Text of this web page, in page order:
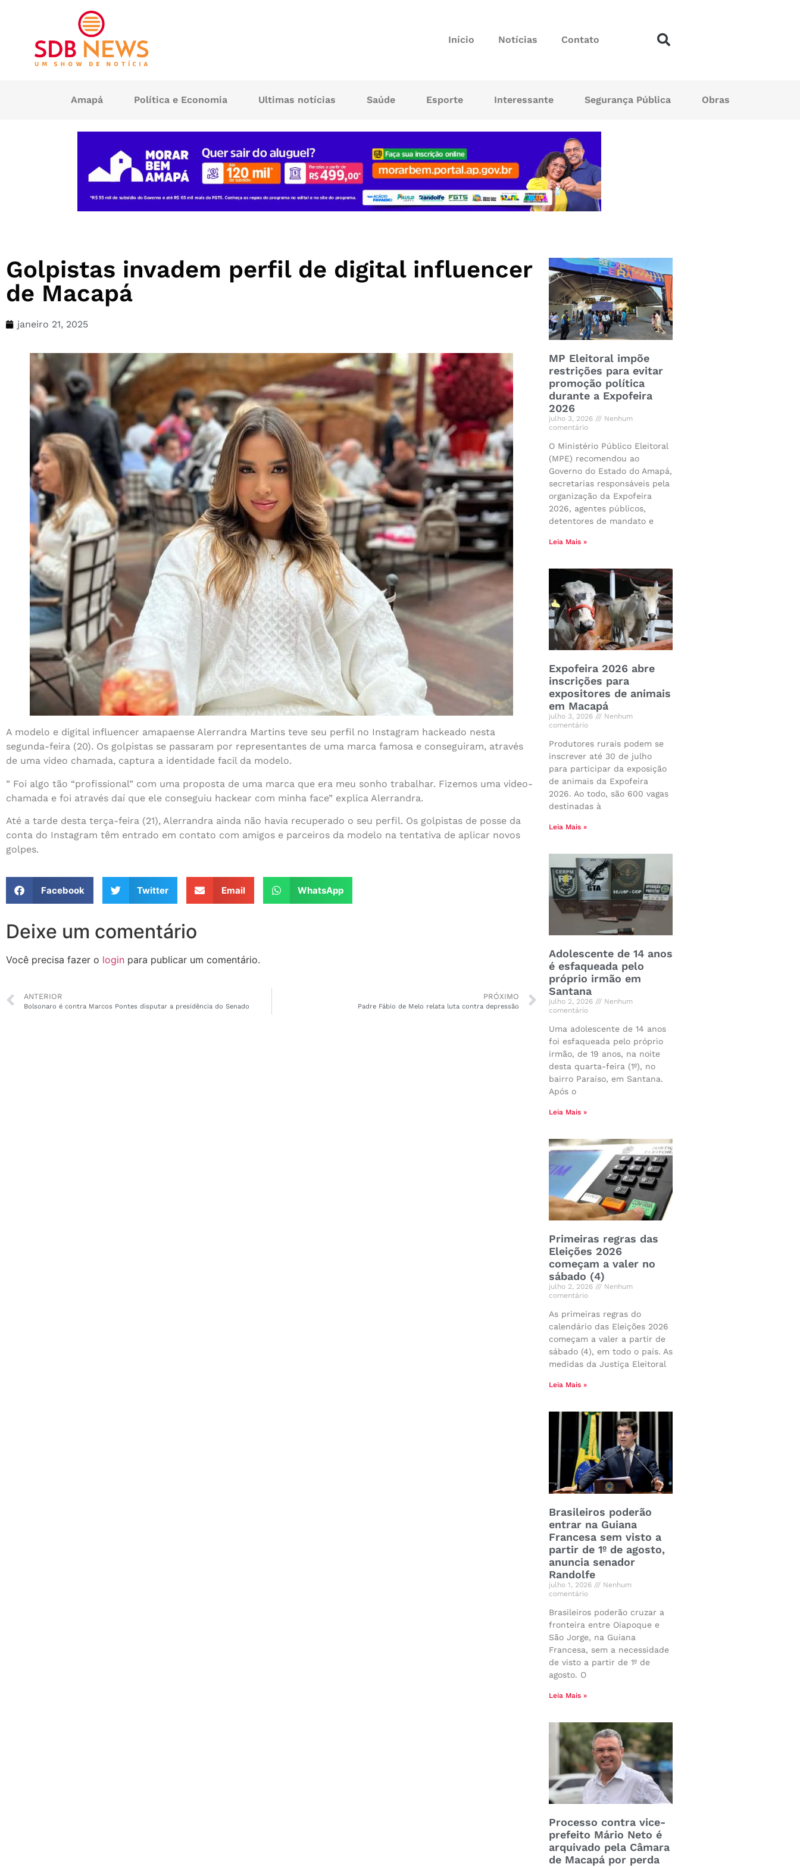
Início Notícias Contato
Amapá Política e Economia Ultimas notícias Saúde Esporte Interessante Segurança Pública Obras
Golpistas invadem perfil de digital influencer
de Macapá
janeiro 21, 2025
A modelo e digital influencer amapaense Alerrandra Martins teve seu perfil no Instagram hackeado nesta
segunda-feira (20). Os golpistas se passaram por representantes de uma marca famosa e conseguiram, através
de uma video chamada, captura a identidade facil da modelo.
” Foi algo tão “profissional” com uma proposta de uma marca que era meu sonho trabalhar. Fizemos uma video-
chamada e foi através daí que ele conseguiu hackear com minha face” explica Alerrandra.
Até a tarde desta terça-feira (21), Alerrandra ainda não havia recuperado o seu perfil. Os golpistas de posse da
conta do Instagram têm entrado em contato com amigos e parceiros da modelo na tentativa de aplicar novos
golpes.
Facebook Twitter Email WhatsApp
Deixe um comentário
Você precisa fazer o login para publicar um comentário.
ANTERIOR
Bolsonaro é contra Marcos Pontes disputar a presidência do Senado
PRÓXIMO
Padre Fábio de Melo relata luta contra depressão
MP Eleitoral impõe
restrições para evitar
promoção política
durante a Expofeira
2026
julho 3, 2026
Nenhum
comentário
O Ministério Público Eleitoral
(MPE) recomendou ao
Governo do Estado do Amapá,
secretarias responsáveis pela
organização da Expofeira
2026, agentes públicos,
detentores de mandato e
Leia Mais »
Expofeira 2026 abre
inscrições para
expositores de animais
em Macapá
julho 3, 2026
Nenhum
comentário
Produtores rurais podem se
inscrever até 30 de julho
para participar da exposição
de animais da Expofeira
2026. Ao todo, são 600 vagas
destinadas à
Leia Mais »
Adolescente de 14 anos
é esfaqueada pelo
próprio irmão em
Santana
julho 2, 2026
Nenhum
comentário
Uma adolescente de 14 anos
foi esfaqueada pelo próprio
irmão, de 19 anos, na noite
desta quarta-feira (1º), no
bairro Paraíso, em Santana.
Após o
Leia Mais »
Primeiras regras das
Eleições 2026
começam a valer no
sábado (4)
julho 2, 2026
Nenhum
comentário
As primeiras regras do
calendário das Eleições 2026
começam a valer a partir de
sábado (4), em todo o país. As
medidas da Justiça Eleitoral
Leia Mais »
Brasileiros poderão
entrar na Guiana
Francesa sem visto a
partir de 1º de agosto,
anuncia senador
Randolfe
julho 1, 2026
Nenhum
comentário
Brasileiros poderão cruzar a
fronteira entre Oiapoque e
São Jorge, na Guiana
Francesa, sem a necessidade
de visto a partir de 1º de
agosto. O
Leia Mais »
Processo contra vice-
prefeito Mário Neto é
arquivado pela Câmara
de Macapá por perda